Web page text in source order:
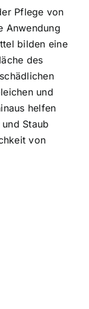
Pflege von
Anwendung
bilden eine
des
und
helfen
Staub
von